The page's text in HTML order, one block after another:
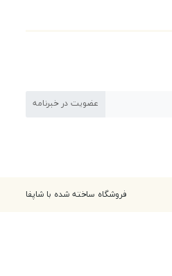
عضویت در خبرنامه
فروشگاه ساخته شده با شاپفا